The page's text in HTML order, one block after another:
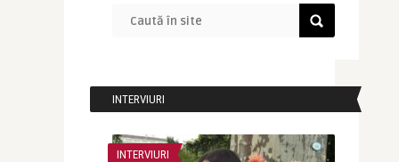
INTERVIURI
INTERVIURI